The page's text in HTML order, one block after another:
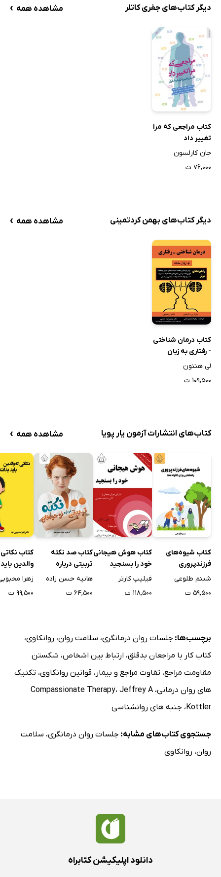
دیگر کتاب‌های جفری کاتلر مشاهده همه ›
کتاب مراجعی که مرا
تغییر داد
جان کارلسون
۷۶,۰۰۰ ت
دیگر کتاب‌های بهمن کردتمینی مشاهده همه ›
کتاب درمان شناختی
- رفتاری به زبان
ساده
لی هنتون
۱۰۹,۵۰۰ ت
کتاب‌های انتشارات آزمون یار پویا مشاهده همه ›
کتاب شیوه‌های
فرزندپروری
شبنم طلوعی
۵۹,۵۰۰ ت
کتاب هوش هیجانی
خود را بسنجید
فیلیپ کارتر
۱۱۸,۵۰۰ ت
کتاب صد نکته
تربیتی درباره
نوجوانان
هانیه حسن زاده
۶۴,۵۰۰ ت
کتاب
والدین
زهرا
۹۹,۵۰۰ ت
برچسب‌ها: جلسات روان درمانگری، سلامت روان، روانکاوی،
کتاب کار با مراجعان بدقلق، ارتباط بین اشخاص، شکستن
مقاومت مراجع، تفاوت مراجع و بیمار ، قوانین روانکاوی، تکنیک
های روان درمانی، Compassionate Therapy، Jeffrey A
Kottler، جنبه های روانشناسی
جستجوی کتاب‌های مشابه: جلسات روان درمانگری، سلامت
روان، روانکاوی
دانلود اپلیکیشن کتابراه